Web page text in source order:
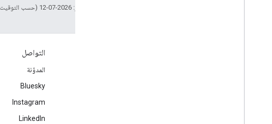
تاريخ التعديل الأخير: 2026-07-12 (حسب التوقيت العالمي المتفَّق عليه)
التواصل
المدوّنة
Bluesky
Instagram
LinkedIn